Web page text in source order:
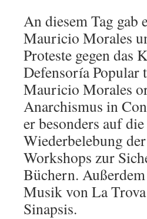
An diesem Tag gab
Mauricio Morales
Proteste gegen das
Defensoría Popular
Mauricio Morales
Anarchismus in
er besonders auf
Wiederbelebung
Workshops zur
Büchern.
Musik von La
Sinapsis.